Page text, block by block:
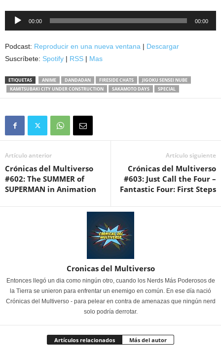
Reproductor
00:00 00:00
Podcast: Reproducir en una nueva ventana | Descargar
Suscríbete: Spotify | RSS | Mas
ETIQUETAS ANIME DANDADAN FIRESIDE CHATS
JIGOKU SENSEI NUBE
KAMITSUBAKI CITY UNDER CONSTRUCTION
SAKAMOTO DAYS SPECIAL
Artículo anterior
Crónicas del Multiverso
#602: The SUMMER of
SUPERMAN in Animation
Artículo siguiente
Crónicas del Multiverso
#603: Just Call the Four –
Fantastic Four: First Steps
Cronicas del Multiverso
Entonces llegó un dia como ningún otro, cuando los Nerds Más Poderosos de
la Tierra se unieron para enfrentar un enemigo en común. En ese día nació
Crónicas del Multiverso - para pelear en contra de amenazas que ningún nerd
solo podría derrotar.
Artículos relacionados Más del autor